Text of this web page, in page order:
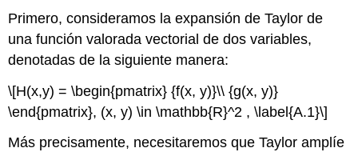
Primero, consideramos la expansión de Taylor de
una función valorada vectorial de dos variables,
denotadas de la siguiente manera:
\[H(x,y) = \begin{pmatrix} {f(x, y)}\\ {g(x, y)}
\end{pmatrix}, (x, y) \in \mathbb{R}^2 , \label{A.1}\]
Más precisamente, necesitaremos que Taylor amplíe